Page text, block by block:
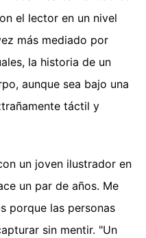
el lector en un nivel
más mediado por
la historia de un
aunque sea bajo una
táctil y
un joven ilustrador en
un par de años. Me
porque las personas
sin mentir. "Un